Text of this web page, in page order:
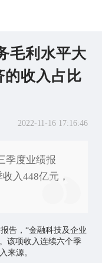
毛利水平大
的收入占比
2022-11-16 17:16:46
季度业绩报
入448亿元，
告，“金融科技及企业
该项收入连续六个季
来源。